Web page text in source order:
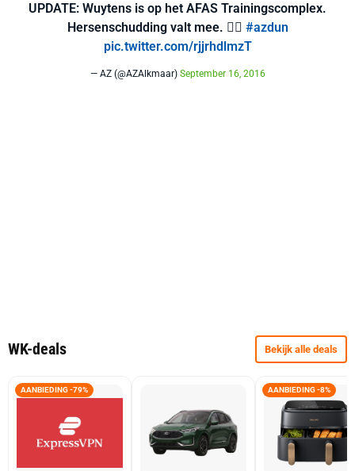
UPDATE: Wuytens is op het AFAS Trainingscomplex.
Hersenschudding valt mee. 👍🏼 #azdun
pic.twitter.com/rjjrhdlmzT
— AZ (@AZAlkmaar) September 16, 2016
WK-deals Bekijk alle deals
AANBIEDING -79% AANBIEDING -8%